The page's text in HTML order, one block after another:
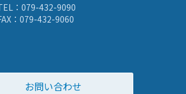
： 079-432-9090
：079-432-9060
お問い合わせ